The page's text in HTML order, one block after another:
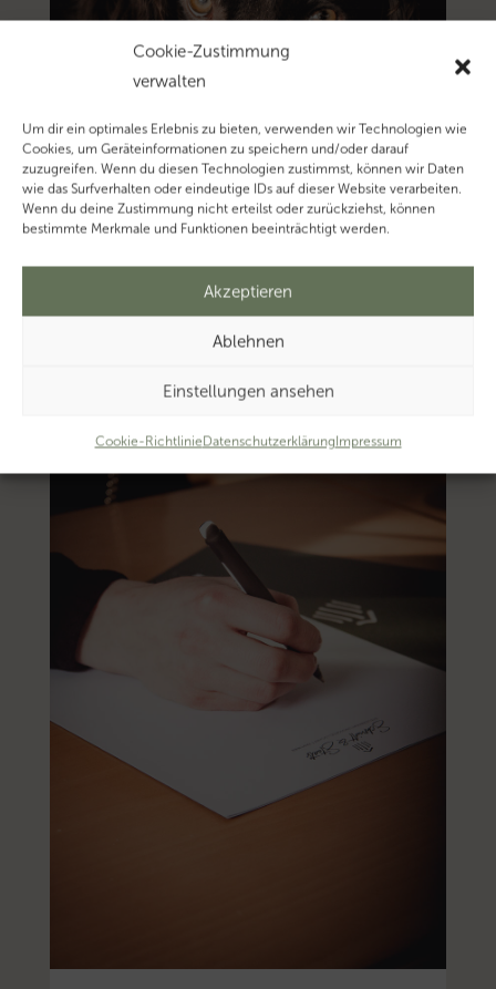
Cookie-Zustimmung
verwalten
Um dir ein optimales Erlebnis zu bieten, verwenden wir Technologien wie
Cookies, um Geräteinformationen zu speichern und/oder darauf
zuzugreifen. Wenn du diesen Technologien zustimmst, können wir Daten
wie das Surfverhalten oder eindeutige IDs auf dieser Website verarbeiten.
Wenn du deine Zustimmung nicht erteilst oder zurückziehst, können
bestimmte Merkmale und Funktionen beeinträchtigt werden.
Akzeptieren
Ablehnen
Einstellungen ansehen
Cookie-RichtlinieDatenschutzerklärungImpressum